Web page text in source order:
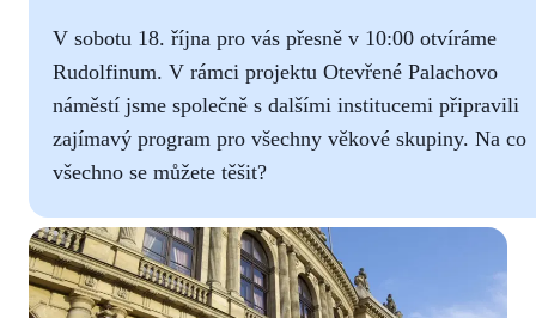
V sobotu 18. října pro vás přesně v 10:00 otvíráme
Rudolfinum. V rámci projektu Otevřené Palachovo
náměstí jsme společně s dalšími institucemi připravili
zajímavý program pro všechny věkové skupiny. Na co
všechno se můžete těšit?